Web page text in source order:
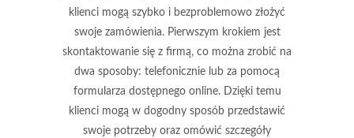
klienci mogą szybko i bezproblemowo złożyć
swoje zamówienia. Pierwszym krokiem jest
skontaktowanie się z firmą, co można zrobić na
dwa sposoby: telefonicznie lub za pomocą
formularza dostępnego online. Dzięki temu
klienci mogą w dogodny sposób przedstawić
swoje potrzeby oraz omówić szczegóły